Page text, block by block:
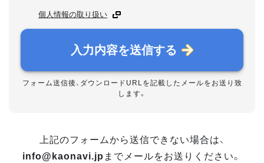
個人情報の取り扱い
入力内容を送信する
フォーム送信後、ダウンロードURLを記載したメールをお送り致
します。
上記のフォームから送信できない場合は、
info@kaonavi.jp までメールをお送りください。